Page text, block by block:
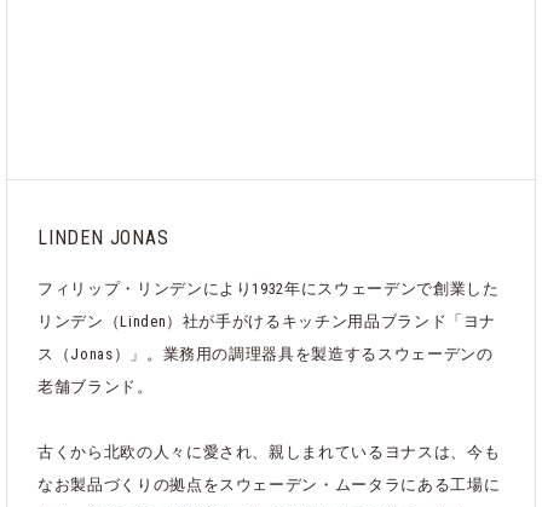
LINDEN JONAS
フィリップ・リンデンにより1932年にスウェーデンで創業した
リンデン（Linden）社が手がけるキッチン用品ブランド「ヨナ
ス（Jonas）」。業務用の調理器具を製造するスウェーデンの
老舗ブランド。
古くから北欧の人々に愛され、親しまれているヨナスは、今も
なお製品づくりの拠点をスウェーデン・ムータラにある工場に